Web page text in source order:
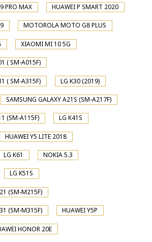
PRO MAX HUAWEI P SMART 2020
MOTOROLA MOTO G8 PLUS
XIAOMI MI 10 5G
( SM-A015F)
( SM-A315F) LG K30 (2019)
SAMSUNG GALAXY A21S (SM-A217F)
(SM-A115F) LG K41S
HUAWEI Y5 LITE 2018
LG K61 NOKIA 5.3
LG K51S
(SM-M215F)
(SM-M315F) HUAWEI Y5P
HONOR 20E